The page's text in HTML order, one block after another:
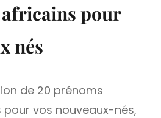
pour
nés
de 20 prénoms
vos nouveaux-nés,